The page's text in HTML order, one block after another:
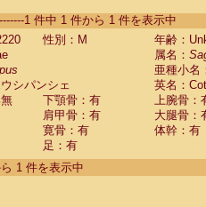
Saguinus labiatus(0)
Saguinus leucopus (0)
Saguinus nigricollis (0)
Saguinus oedipus
Saguinus weddelli
Saguinusspp.
Aotus trivirgatus
Cebus albifrons
1 件中 1 件から 1 件を表示中
性別：M
年齢：
属名：
亜種小名
シパンシェ
英名：
下顎骨：有
上腕骨：
肩甲骨：有
大腿骨：
寛骨：有
体幹：有
足：有
1 件を表示中